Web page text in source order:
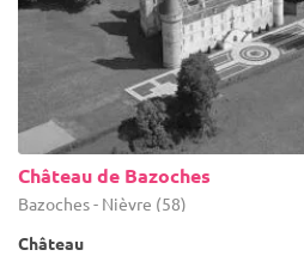
Château de Bazoches
Bazoches - Nièvre (58)
Château